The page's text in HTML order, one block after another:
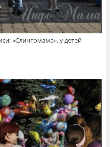
«Слингомама», у детей